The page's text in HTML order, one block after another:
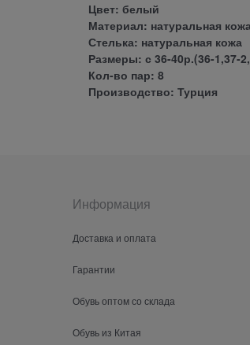
Цвет: белый
Материал: натуральная
Стелька: натуральная кожа
Размеры: с 36-40р.(36-1,37-
Кол-во пар: 8
Производство: Турция
Информация
Доставка и оплата
Гарантии
Обувь оптом со склада
Обувь из Китая